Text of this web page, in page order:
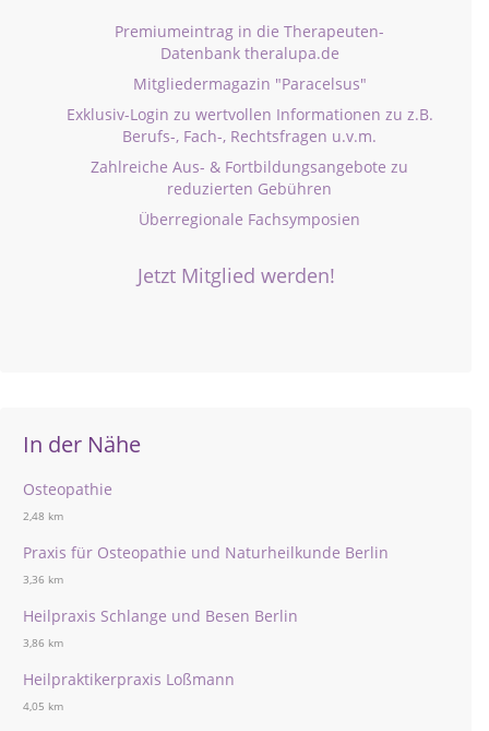
Premiumeintrag in die Therapeuten-
Datenbank theralupa.de
Mitgliedermagazin "Paracelsus"
Exklusiv-Login zu wertvollen Informationen zu z.B.
Berufs-, Fach-, Rechtsfragen u.v.m.
Zahlreiche Aus- & Fortbildungsangebote zu
reduzierten Gebühren
Überregionale Fachsymposien
Jetzt Mitglied werden!
In der Nähe
Osteopathie
2,48 km
Praxis für Osteopathie und Naturheilkunde Berlin
3,36 km
Heilpraxis Schlange und Besen Berlin
3,86 km
Heilpraktikerpraxis Loßmann
4,05 km